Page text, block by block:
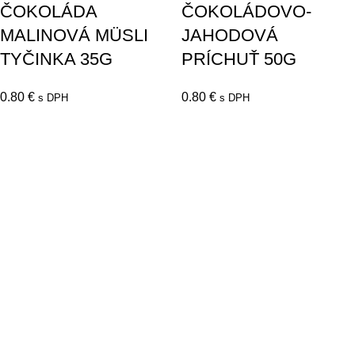
ČOKOLÁDA
MALINOVÁ MÜSLI
TYČINKA 35G
0.80 € s DPH
ČOKOLÁDOVO-
JAHODOVÁ
PRÍCHUŤ 50G
0.80 € s DPH